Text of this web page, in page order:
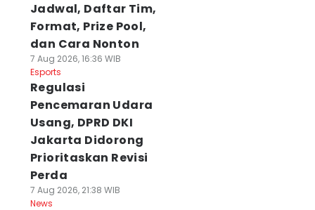
Jadwal, Daftar Tim,
Format, Prize Pool,
dan Cara Nonton
7 Aug 2026, 16:36 WIB
Esports
Regulasi
Pencemaran Udara
Usang, DPRD DKI
Jakarta Didorong
Prioritaskan Revisi
Perda
7 Aug 2026, 21:38 WIB
News